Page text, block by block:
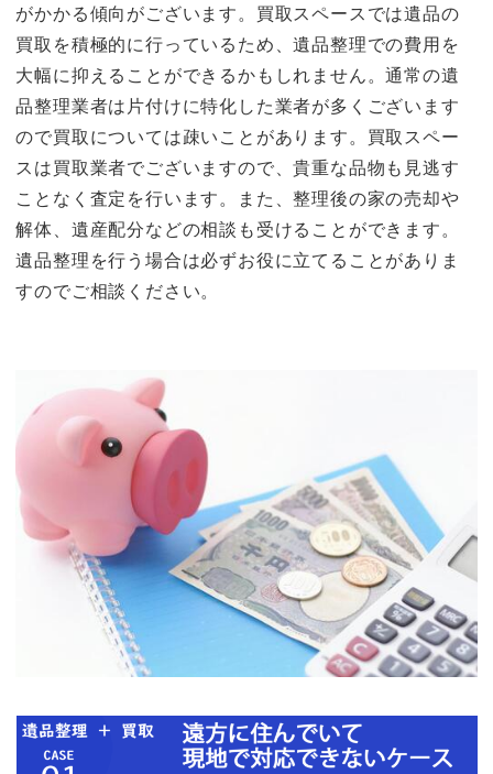
がかかる傾向がございます。買取スペースでは遺品の
買取を積極的に行っているため、遺品整理での費用を
大幅に抑えることができるかもしれません。通常の遺
品整理業者は片付けに特化した業者が多くございます
ので買取については疎いことがあります。買取スペー
スは買取業者でございますので、貴重な品物も見逃す
ことなく査定を行います。また、整理後の家の売却や
解体、遺産配分などの相談も受けることができます。
遺品整理を行う場合は必ずお役に立てることがありま
すのでご相談ください。